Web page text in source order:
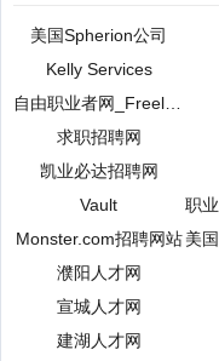
美国Spherion公司
Kelly Services
求职招聘网
凯业必达招聘网
Vault
Monster.com招聘网站
濮阳人才网
宣城人才网
建湖人才网